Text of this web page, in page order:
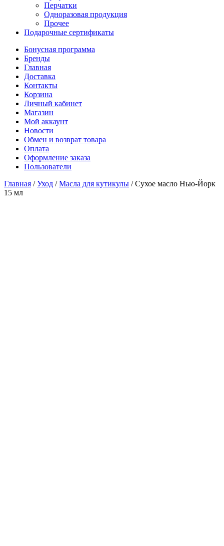
Перчатки
Одноразовая продукция
Прочее
Подарочные сертификаты
Бонусная программа
Бренды
Главная
Доставка
Контакты
Корзина
Личный кабинет
Магазин
Мой аккаунт
Новости
Обмен и возврат товара
Оплата
Оформление заказа
Пользователи
Главная /Уход /Масла для кутикулы /Сухое масло Нью-Йорк
15 мл